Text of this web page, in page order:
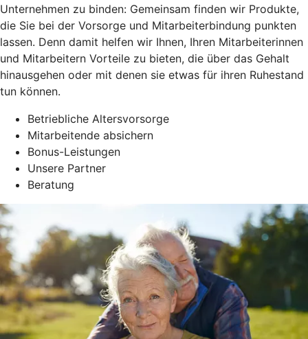
Unternehmen zu binden: Gemeinsam finden wir Produkte,
die Sie bei der Vorsorge und Mitarbeiterbindung punkten
lassen. Denn damit helfen wir Ihnen, Ihren Mitarbeiterinnen
und Mitarbeitern Vorteile zu bieten, die über das Gehalt
hinausgehen oder mit denen sie etwas für ihren Ruhestand
tun können.
Betriebliche Altersvorsorge
Mitarbeitende absichern
Bonus-Leistungen
Unsere Partner
Beratung